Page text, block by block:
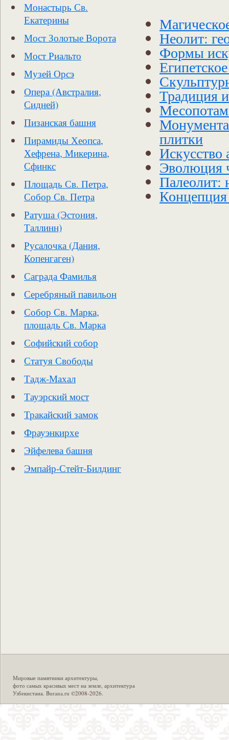
Монастырь Св.
Екатерины
Мост Золотые Ворота
Мост Риальто
Музей Орсэ
Опера (Австралия,
Сидней)
Пизанская башня
Пирамиды Хеопса,
Хефрена, Микерина,
Сфинкс
Площадь Св. Петра,
Собор Св. Петра
Ратуша (Эстония,
Таллинн)
Русалочка (Дания,
Копенгаген)
Саграда Фамилья
Серебряный павильон
Собор Св. Марка,
площадь Св. Марка
Софийский собор
Статуя Свободы
Тадж-Махал
Тауэрский мост
Тракайский замок
Фрауэнкирхе
Эйфелева башня
Эмпайр-Стейт-Билдинг
Неолит:
Формы
Традиция
плитки
Искусство
Эволюция
Палеолит:
Мировые памятники архитектуры,
фото самых красивых мест на земле, архитектура
Узбекистана. Burana.ru ©2008-2026.